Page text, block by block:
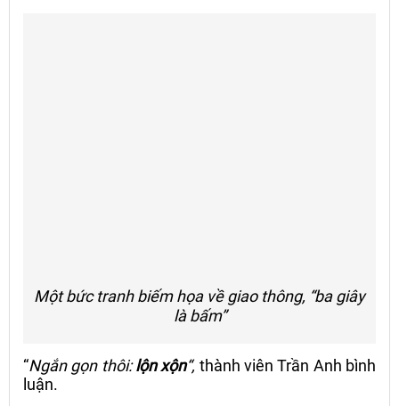
Một bức tranh biếm họa về giao thông, “ba giây
là bấm”
“Ngắn gọn thôi: lộn xộn“, thành viên Trần Anh bình
luận.